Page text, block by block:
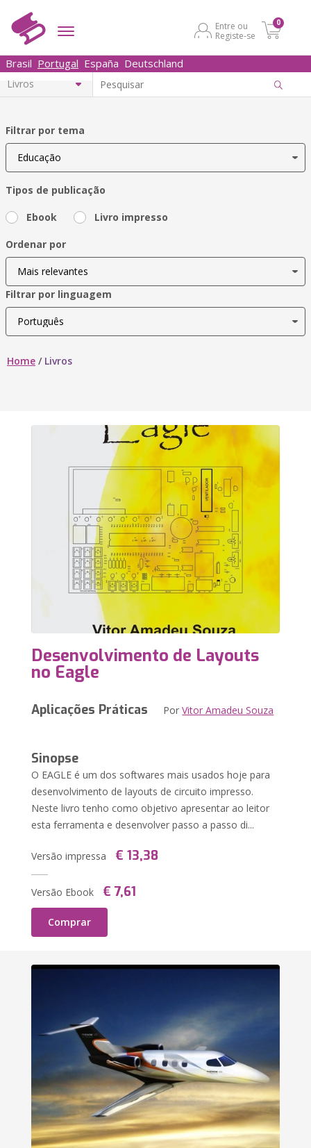
Entre ou
Registe-se
0
Brasil Portugal España Deutschland
Filtrar por tema
Tipos de publicação
Ebook Livro impresso
Ordenar por
Filtrar por linguagem
Home / Livros
Desenvolvimento de Layouts
no Eagle
Aplicações Práticas PorVitor Amadeu Souza
Sinopse
O EAGLE é um dos softwares mais usados hoje para
desenvolvimento de layouts de circuito impresso.
Neste livro tenho como objetivo apresentar ao leitor
esta ferramenta e desenvolver passo a passo di...
Versão impressa € 13,38
Versão Ebook € 7,61
Comprar